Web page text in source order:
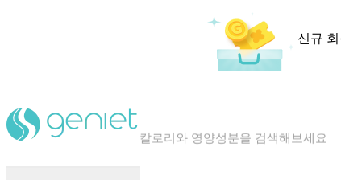
신규
혈당 · 다이어트 음식 검색해보세요